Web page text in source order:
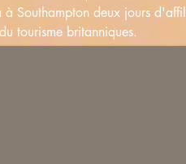
à Southampton deux jours
tourisme britanniques.